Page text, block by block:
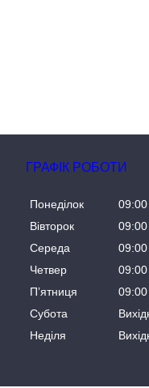
ГРАФІК РОБОТИ
Понеділок 09:00
Вівторок
09:00
Середа
09:00
Четвер
09:00
Пʼятниця
09:00
Субота
Неділя